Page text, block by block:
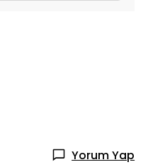
Yorum Yap